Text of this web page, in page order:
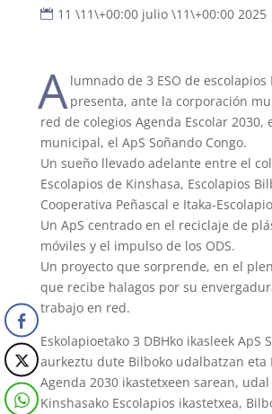
11 \11\+00:00 julio \11\+00:00 2025
Alumnado de 3 ESO de escolapios
presenta, ante la corporación
red de colegios Agenda Escolar 2030,
municipal, el ApS Soñando Congo.
Un sueño llevado adelante entre el
Escolapios de Kinshasa, Escolapios
Cooperativa Peñascal e Itaka-
Un ApS centrado en el reciclaje de
móviles y el impulso de los ODS.
Un proyecto que sorprende, en el
que recibe halagos por su
trabajo en red.
Eskolapioetako 3 DBHko ikasleek ApS
aurkeztu dute Bilboko udalbatzan eta
Agenda 2030 ikastetxeen sarean,
Kinshasako Escolapios ikastetxea,